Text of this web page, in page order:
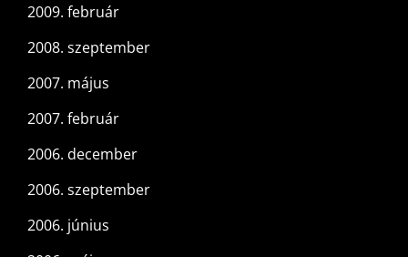
2009. február
2008. szeptember
2007. május
2007. február
2006. december
2006. szeptember
2006. június